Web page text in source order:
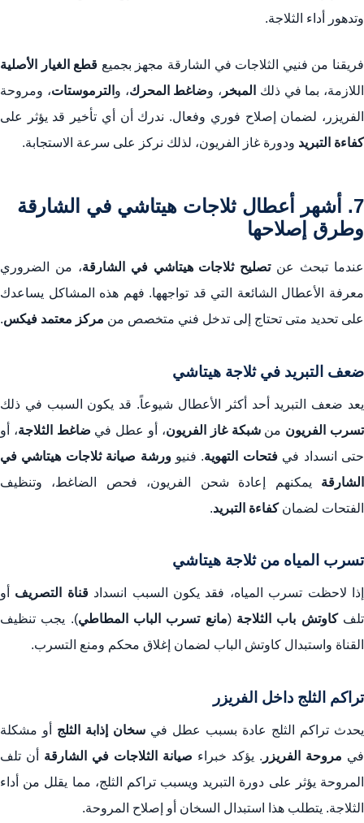
وتدهور أداء الثلاجة.
فريقنا من فنيي الثلاجات في الشارقة مجهز بجميع قطع الغيار الأصلية
اللازمة، بما في ذلك
المبخر ، وضاغط المحرك، و الترموستات، ومروحة
الفريزر، لضمان إصلاح فوري وفعال. ندرك أن أي تأخير قد يؤثر على
كفاءة التبريد ودورة غاز الفريون، لذلك نركز على سرعة الاستجابة.
7. أشهر أعطال ثلاجات هيتاشي في الشارقة
وطرق إصلاحها
عندما تبحث عنتصليح ثلاجات هيتاشي في الشارقة، من الضروري
معرفة الأعطال الشائعة التي قد تواجهها. فهم هذه المشاكل يساعدك
على تحديد متى تحتاج إلى تدخل فني متخصص من مركز معتمد فيكس.
ضعف التبريد في ثلاجة هيتاشي
يعد ضعف التبريد أحد أكثر الأعطال شيوعاً. قد يكون السبب في ذلك
تسرب الفريون منشبكة غاز الفريون، أو عطل في ضاغط الثلاجة، أو
حتى انسداد فيفتحات التهوية. فنيوورشة صيانة ثلاجات هيتاشي في
الشارقة يمكنهم إعادة شحن الفريون، فحص الضاغط، وتنظيف
الفتحات لضمانكفاءة التبريد.
تسرب المياه من ثلاجة هيتاشي
إذا لاحظت تسرب المياه، فقد يكون السبب انسدادقناة التصريف أو
تلفكاوتش باب الثلاجة (مانع تسرب الباب المطاطي). يجب تنظيف
القناة واستبدال كاوتش الباب لضمان إغلاق محكم ومنع التسرب.
تراكم الثلج داخل الفريزر
يحدث تراكم الثلج عادة بسبب عطل في سخان إذابة الثلج أو مشكلة
في مروحة الفريزر . يؤكد خبراء صيانة الثلاجات في الشارقة أن تلف
المروحة يؤثر على دورة التبريد ويسبب تراكم الثلج، مما يقلل من أداء
الثلاجة. يتطلب هذا استبدال السخان أو إصلاح المروحة.